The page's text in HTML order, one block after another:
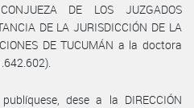
DE LOS JUZGADOS
DE LA JURISDICCIÓN DE LA
DE TUCUMÁN a la doctora
dese a la DIRECCIÓN